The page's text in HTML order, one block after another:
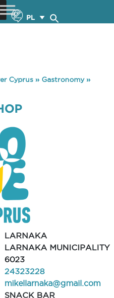
PL
Cyprus » Gastronomy»
LARNAKA
LARNAKA MUNICIPALITY
6023
24323228
mikellarnaka@gmail.com
SNACK BAR